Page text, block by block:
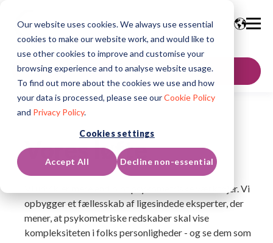
Our website uses cookies. We always use essential
cookies to make our website work, and would like to
use other cookies to improve and customise your
browsing experience and to analyse website usage.
To find out more about the cookies we use and how
your data is processed, please see ourCookie Policy
and Privacy Policy.
Cookies settings
Accept All Decline non-essential
KONTAKT OS
Vores løfte
Vi udvikler mere end blot psykometriske værktøjer. Vi
opbygger et fællesskab af ligesindede eksperter, der
mener, at psykometriske redskaber skal vise
kompleksiteten i folks personligheder - og se dem som